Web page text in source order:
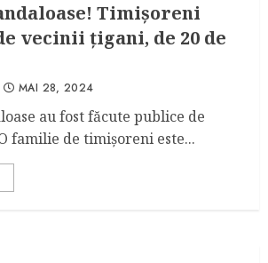
Timișoreni
vecinii țigani, de 20 de
MAI 28, 2024
au fost făcute publice de
familie de timișoreni este...